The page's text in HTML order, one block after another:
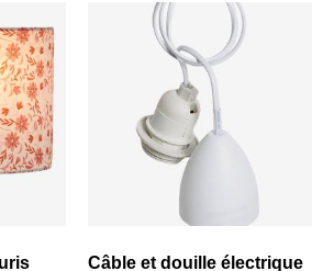
Câble et douille électrique